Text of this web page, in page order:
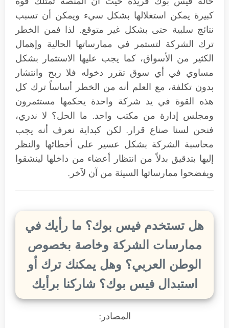
كبيرة يمكن استغلالها بشكل سيء ويمكن أن تسبب
نتائج سلبية حتى بشكل غير متوقع. لذا فمن الخطر
ترك الشركة لتستمر في ممارساتها الحالية وإهمال
الكثير من الأسواق، كما يجب عليها الاستثمار بشكل
مساوي في أي سوق تقرر دخوله فلا ربح وانتشار
بدون تكلفة، مع العلم أنه من الخطر أساساً ترك كل
هذه القوة في يد شركة واحدة يحكمها مستثمرون
ومجلس إدارة من مكتب واحد. ما الحل؟ لا ندري،
فنحن لسنا صناع قرار. لكن كبداية نعرف أنه يجب
محاسبة الشركة بشكل عسير على أخطائها والنظر
إليها بتدقيق بدلاً من انتظار أعضاء من داخلها لينشقوا
ويفضحوا ممارساتها السيئة من آن لآخر.
هل تستخدم فيس بوك؟ ما رأيك في
ممارسات الشركة وخاصة بخصوص
الوطن العربي؟ وهل يمكنك ترك أو
استبدال فيس بوك؟ شاركنا برأيك
المصادر: